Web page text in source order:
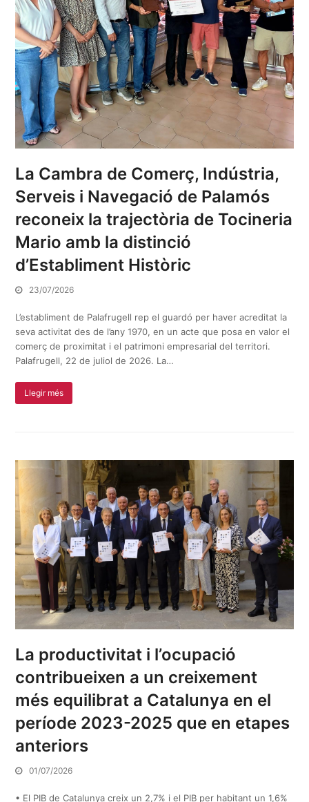
La Cambra de Comerç, Indústria,
Serveis i Navegació de Palamós
reconeix la trajectòria de Tocineria
Mario amb la distinció
d’Establiment Històric
23/07/2026
L’establiment de Palafrugell rep el guardó per haver acreditat la
seva activitat des de l’any 1970, en un acte que posa en valor el
comerç de proximitat i el patrimoni empresarial del territori.
Palafrugell, 22 de juliol de 2026. La…
Llegir més
La productivitat i l’ocupació
contribueixen a un creixement
més equilibrat a Catalunya en el
període 2023-2025 que en etapes
anteriors
01/07/2026
• El PIB de Catalunya creix un 2,7% i el PIB per habitant un 1,6%